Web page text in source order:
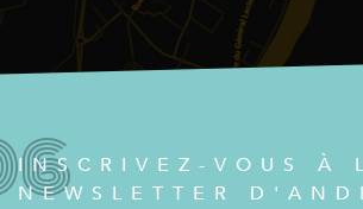
INSCRIVEZ-VOUS À
NEWSLETTER